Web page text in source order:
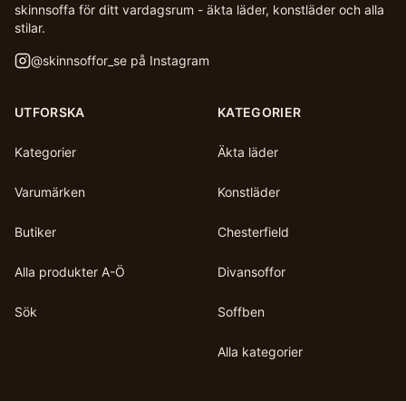
skinnsoffa för ditt vardagsrum - äkta läder, konstläder och alla
stilar.
@skinnsoffor_se på Instagram
UTFORSKA
Kategorier
Varumärken
Butiker
Alla produkter A-Ö
Sök
KATEGORIER
Äkta läder
Konstläder
Chesterfield
Divansoffor
Soffben
Alla kategorier